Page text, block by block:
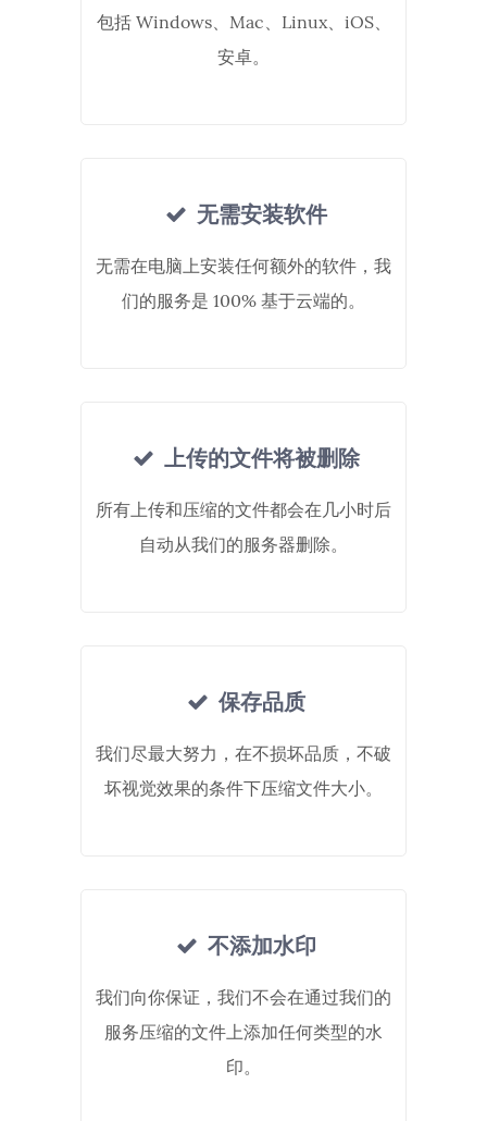
包括 Windows、Mac、Linux、iOS、
安卓。
无需安装软件
无需在电脑上安装任何额外的软件，我
们的服务是 100% 基于云端的。
上传的文件将被删除
所有上传和压缩的文件都会在几小时后
自动从我们的服务器删除。
保存品质
我们尽最大努力，在不损坏品质，不破
坏视觉效果的条件下压缩文件大小。
不添加水印
我们向你保证，我们不会在通过我们的
服务压缩的文件上添加任何类型的水
印。